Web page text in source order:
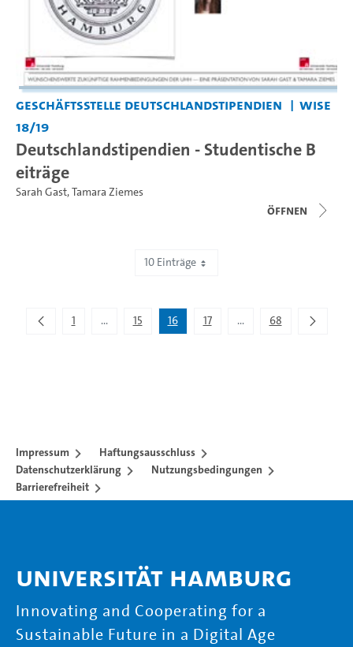
Geschäftsstelle Deutschlandstipendien
WiSe
18/19
Deutschlandstipendien - Studentische B
eiträge
Sarah Gast,Tamara Ziemes
Öffnen
10 Einträge
1 ...
Zwischenseiten Navigieren mit TAB-Taste.
15 16 17 ...
Zwischenseiten
68
Impressum
Haftungsausschluss
Datenschutzerklärung
Nutzungsbedingungen
Barrierefreiheit
Universität Hamburg
Innovating and Cooperating for a
Sustainable Future in a Digital Age